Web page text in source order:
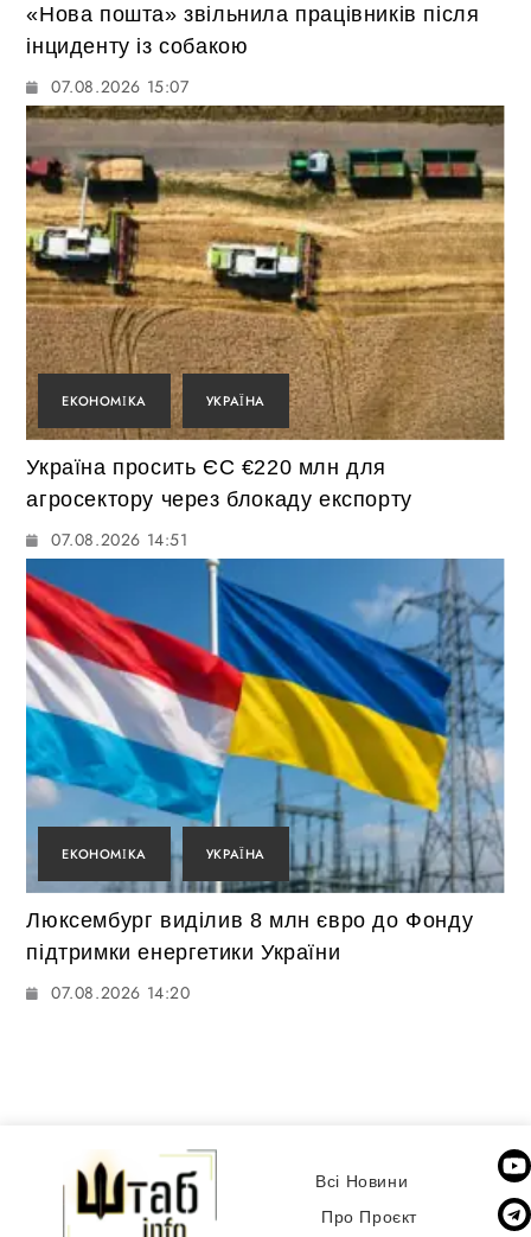
«Нова пошта» звільнила працівників після
інциденту із собакою
07.08.2026 15:07
ЕКОНОМІКА УКРАЇНА
Україна просить ЄС €220 млн для
агросектору через блокаду експорту
07.08.2026 14:51
ЕКОНОМІКА УКРАЇНА
Люксембург виділив 8 млн євро до Фонду
підтримки енергетики України
07.08.2026 14:20
Всі Новини
Про Проєкт